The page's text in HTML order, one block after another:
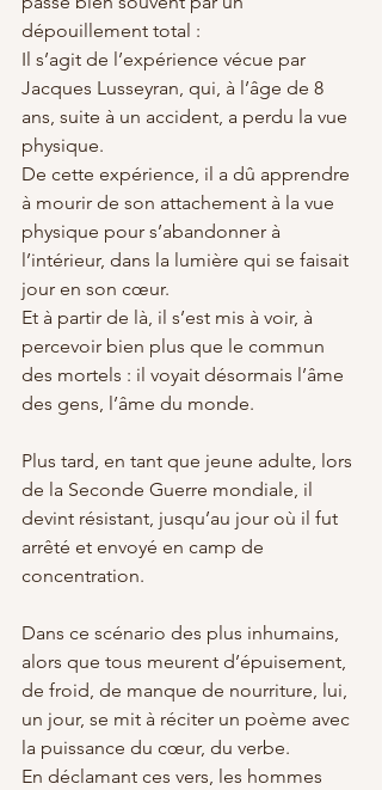
dépouillement total :
Il s’agit de l’expérience vécue par
Jacques Lusseyran, qui, à l’âge de 8
ans, suite à un accident, a perdu la vue
physique.
De cette expérience, il a dû apprendre
à mourir de son attachement à la vue
physique pour s’abandonner à
l’intérieur, dans la lumière qui se faisait
jour en son cœur.
Et à partir de là, il s’est mis à voir, à
percevoir bien plus que le commun
des mortels : il voyait désormais l’âme
des gens, l’âme du monde.
Plus tard, en tant que jeune adulte, lors
de la Seconde Guerre mondiale, il
devint résistant, jusqu’au jour où il fut
arrêté et envoyé en camp de
concentration.
Dans ce scénario des plus inhumains,
alors que tous meurent d’épuisement,
de froid, de manque de nourriture, lui,
un jour, se mit à réciter un poème avec
la puissance du cœur, du verbe.
En déclamant ces vers, les hommes